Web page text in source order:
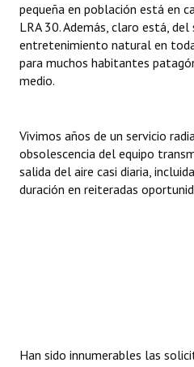
Huéspedes de Honor - Registro
Antiguos Pobladores - Registro
Reconocimientos - Registro
Entrega de distinciones
REFORMA DE LA CARTA
pequeña en población está en
LRA 30. Además, claro está,
entretenimiento natural en
para muchos habitantes
medio.
Vivimos años de un servicio
obsolescencia del equipo
salida del aire casi diaria,
duración en reiteradas
Han sido innumerables las